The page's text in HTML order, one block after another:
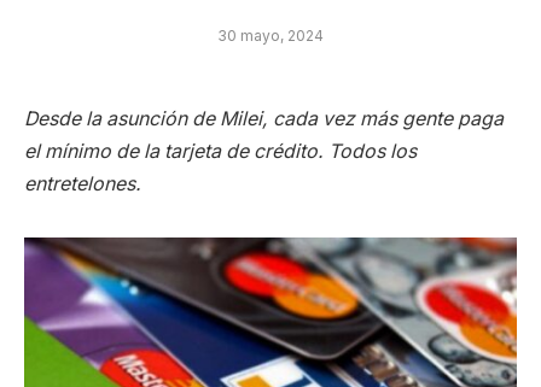
30 mayo, 2024
Desde la asunción de Milei, cada vez más gente paga
el mínimo de la tarjeta de crédito. Todos los
entretelones.